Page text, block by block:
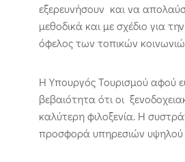
εξερευνήσουν και να
μεθοδικά και με σχέδιο για
όφελος των τοπικών
Η Υπουργός Τουρισμού αφού
βεβαιότητα ότι οι
καλύτερη φιλοξενία. Η
προσφορά υπηρεσιών υψηλού